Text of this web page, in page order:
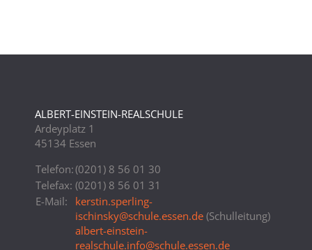
ALBERT-EINSTEIN-REALSCHULE
Ardeyplatz 1
45134 Essen
Telefon:(0201) 8 56 01 30
Telefax: (0201) 8 56 01 31
E-Mail:
kerstin.sperling-
ischinsky@schule.essen.de(Schulleitung)
albert-einstein-
realschule.info@schule.essen.de